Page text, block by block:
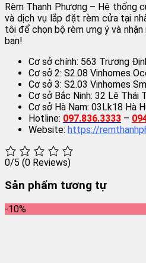
Rèm Thanh Phượng – Hệ thống
và dịch vụ lắp đặt rèm cửa tại
tôi để chọn bộ rèm ưng ý và
bạn!
Cơ sở chính: 563 Trương
Cơ sở 2: S2.08 Vinhomes
Cơ sở 3: S2.03 Vinhomes
Cơ sở Bắc Ninh: 32 Lê Thái
Cơ sở Hà Nam: 03Lk18 Hà
Hotline: 097.836.3333 –
Website: https://
0/5 (0 Reviews)
Sản phẩm tương tự
-10%